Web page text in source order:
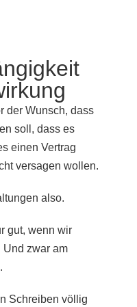
der Wunsch, dass
soll, dass es
einen Vertrag
versagen wollen.
also.
gut, wenn wir
Und zwar am
Schreiben völlig